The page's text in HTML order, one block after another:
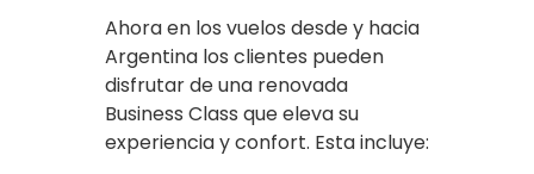
Ahora en los vuelos desde y hacia
Argentina los clientes pueden
disfrutar de una renovada
Business Class que eleva su
experiencia y confort. Esta incluye: